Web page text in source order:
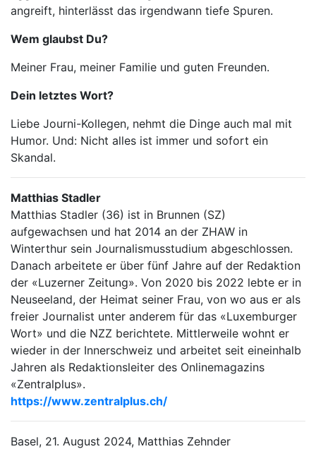
angreift, hinterlässt das irgendwann tiefe Spuren.
Wem glaubst Du?
Meiner Frau, meiner Familie und guten Freunden.
Dein letztes Wort?
Liebe Journi-Kollegen, nehmt die Dinge auch mal mit
Humor. Und: Nicht alles ist immer und sofort ein
Skandal.
Matthias Stadler
Matthias Stadler (36) ist in Brunnen (SZ)
aufgewachsen und hat 2014 an der ZHAW in
Winterthur sein Journalismusstudium abgeschlossen.
Danach arbeitete er über fünf Jahre auf der Redaktion
der «Luzerner Zeitung». Von 2020 bis 2022 lebte er in
Neuseeland, der Heimat seiner Frau, von wo aus er als
freier Journalist unter anderem für das «Luxemburger
Wort» und die NZZ berichtete. Mittlerweile wohnt er
wieder in der Innerschweiz und arbeitet seit eineinhalb
Jahren als Redaktionsleiter des Onlinemagazins
«Zentralplus».
https://www.zentralplus.ch/
Basel, 21. August 2024, Matthias Zehnder